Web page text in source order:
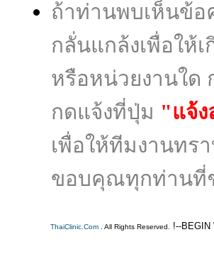
ถ้าท่านพบเห็นข้อ
กลั่นแกล้งเพื่อให้
หรือหน่วยงานใด
กดแจ้งที่ปุ่ม "แจ้ง
เพื่อให้ทีมงานทร
ขอบคุณทุกท่านที่
ThaiClinic.Com . All Rights Reserved. !--BEGIN